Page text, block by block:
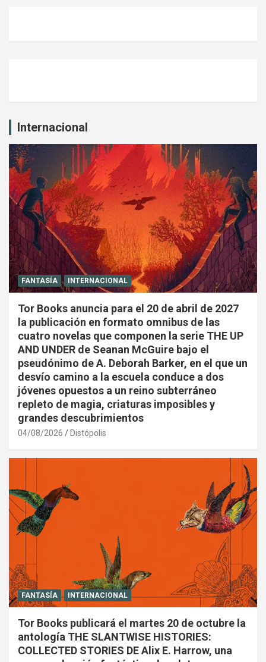
Internacional
FANTASÍA INTERNACIONAL
Tor Books anuncia para el 20 de abril de 2027
la publicación en formato omnibus de las
cuatro novelas que componen la serie THE UP
AND UNDER de Seanan McGuire bajo el
pseudónimo de A. Deborah Barker, en el que un
desvío camino a la escuela conduce a dos
jóvenes opuestos a un reino subterráneo
repleto de magia, criaturas imposibles y
grandes descubrimientos
04/08/2026 Distópolis
FANTASÍA INTERNACIONAL
Tor Books publicará el martes 20 de octubre la
antología THE SLANTWISE HISTORIES:
COLLECTED STORIES DE Alix E. Harrow, una